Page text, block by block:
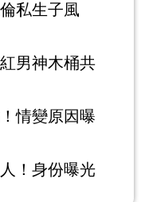
私生子風
男神木桶共
情變原因曝
！身份曝光